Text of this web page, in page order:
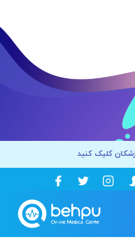
کلیک کنید